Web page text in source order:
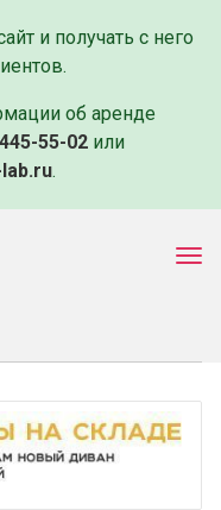
и получать с него
об аренде
55-02 или
.